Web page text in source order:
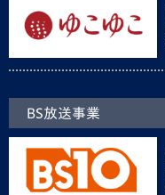
BS放送事業